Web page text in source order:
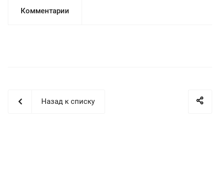
Комментарии
Назад к списку